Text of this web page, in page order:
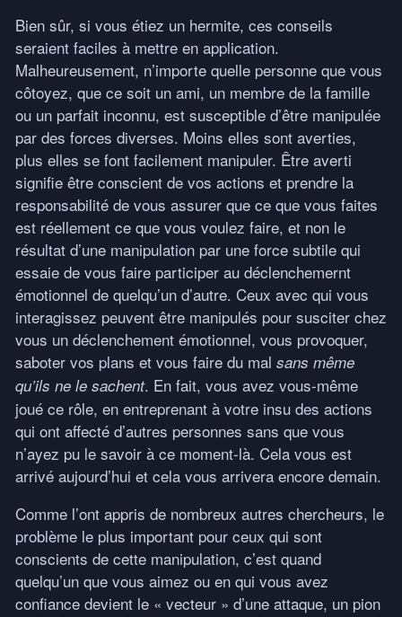
Bien sûr, si vous étiez un hermite, ces conseils
seraient faciles à mettre en application.
Malheureusement, n’importe quelle personne que vous
côtoyez, que ce soit un ami, un membre de la famille
ou un parfait inconnu, est susceptible d’être manipulée
par des forces diverses. Moins elles sont averties,
plus elles se font facilement manipuler. Être averti
signifie être conscient de vos actions et prendre la
responsabilité de vous assurer que ce que vous faites
est réellement ce que vous voulez faire, et non le
résultat d’une manipulation par une force subtile qui
essaie de vous faire participer au déclenchemernt
émotionnel de quelqu’un d’autre. Ceux avec qui vous
interagissez peuvent être manipulés pour susciter chez
vous un déclenchement émotionnel, vous provoquer,
saboter vos plans et vous faire du mal sans même
qu’ils ne le sachent. En fait, vous avez vous-même
joué ce rôle, en entreprenant à votre insu des actions
qui ont affecté d’autres personnes sans que vous
n’ayez pu le savoir à ce moment-là. Cela vous est
arrivé aujourd’hui et cela vous arrivera encore demain.
Comme l’ont appris de nombreux autres chercheurs, le
problème le plus important pour ceux qui sont
conscients de cette manipulation, c’est quand
quelqu’un que vous aimez ou en qui vous avez
confiance devient le « vecteur » d’une attaque, un pion